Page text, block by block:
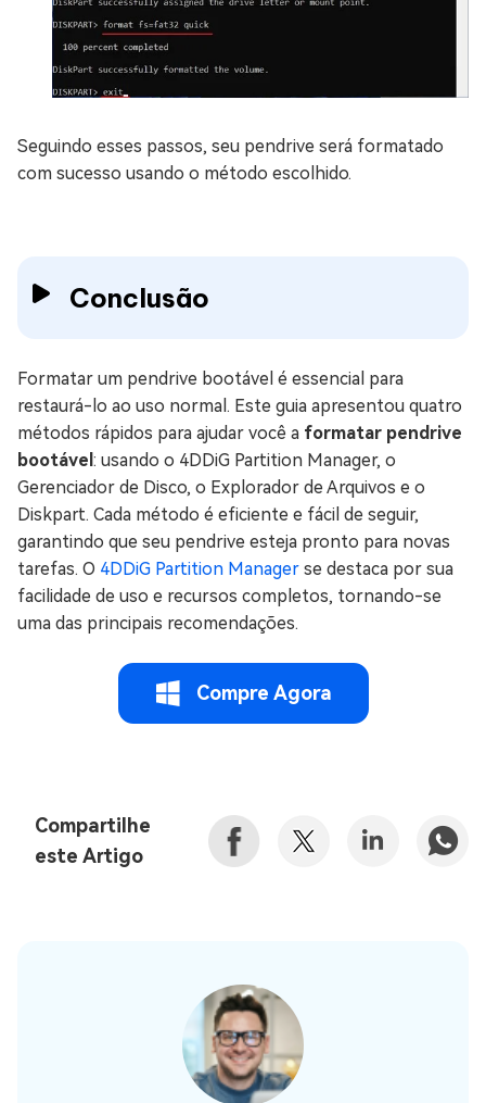
Seguindo esses passos, seu pendrive será formatado
com sucesso usando o método escolhido.
Conclusão
Formatar um pendrive bootável é essencial para
restaurá-lo ao uso normal. Este guia apresentou quatro
métodos rápidos para ajudar você a formatar pendrive
bootável : usando o 4DDiG Partition Manager, o
Gerenciador de Disco, o Explorador de Arquivos e o
Diskpart. Cada método é eficiente e fácil de seguir,
garantindo que seu pendrive esteja pronto para novas
tarefas. O 4DDiG Partition Manager se destaca por sua
facilidade de uso e recursos completos, tornando-se
uma das principais recomendações.
Compre Agora
Compartilhe
este Artigo